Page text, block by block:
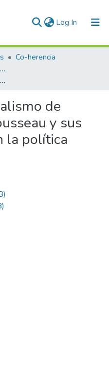
Log In (current)
Co-herencia
Co-herencia, Vol. 13, No. 24 (2016)
El (proto) nacionalismo de Maquiavelo y Rousseau y sus repercusiones en la política
de
y sus
la política